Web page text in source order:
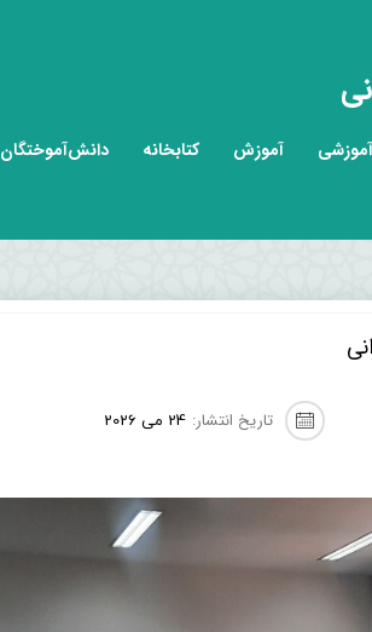
آموزش کتابخانه دانش‌آموختگان
تاریخ انتشار: 24 می 2026